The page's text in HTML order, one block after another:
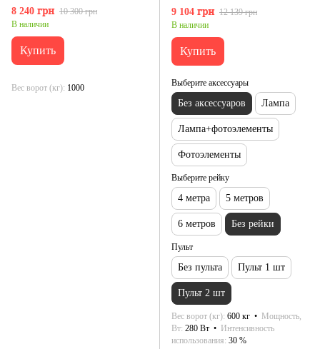
8 240 грн 10 300 грн
В наличии
Купить
Вес ворот (кг) 1000
9 104 грн 12 139 грн
В наличии
Купить
Выберите аксессуары
Без аксессуаров Лампа
Лампа+фотоэлементы
Фотоэлементы
Выберите рейку
4 метра 5 метров
6 метров Без рейки
Пульт
Без пульта Пульт 1 шт
Пульт 2 шт
Вес ворот (кг) 600 кг
Мощность,
Вт 280 Вт
Интенсивность
использования 30 %